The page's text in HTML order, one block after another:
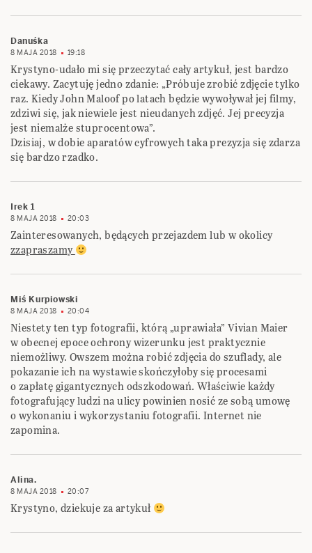
Danuśka
8 MAJA 2018 19:18
Krystyno-udało mi się przeczytać cały artykuł, jest bardzo
ciekawy. Zacytuję jedno zdanie: „Próbuje zrobić zdjęcie tylko
raz. Kiedy John Maloof po latach będzie wywoływał jej filmy,
zdziwi się, jak niewiele jest nieudanych zdjęć. Jej precyzja
jest niemalże stuprocentowa”.
Dzisiaj, w dobie aparatów cyfrowych taka prezyzja się zdarza
się bardzo rzadko.
Irek 1
8 MAJA 2018 20:03
Zainteresowanych, będących przejazdem lub w okolicy
zzapraszamy
Miś Kurpiowski
8 MAJA 2018 20:04
Niestety ten typ fotografii, którą „uprawiała” Vivian Maier
w obecnej epoce ochrony wizerunku jest praktycznie
niemożliwy. Owszem można robić zdjęcia do szuflady, ale
pokazanie ich na wystawie skończyłoby się procesami
o zapłatę gigantycznych odszkodowań. Właściwie każdy
fotografujący ludzi na ulicy powinien nosić ze sobą umowę
o wykonaniu i wykorzystaniu fotografii. Internet nie
zapomina.
Alina.
8 MAJA 2018 20:07
Krystyno, dziekuje za artykuł